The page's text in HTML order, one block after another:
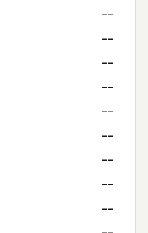
--
--
--
--
--
--
--
--
--